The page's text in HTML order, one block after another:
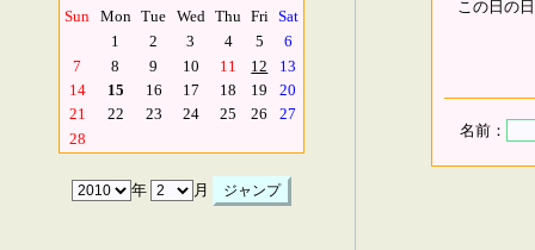
Sun Mon Tue Wed Thu Fri Sat
1
2 3 4 5
6
7
8 9 10 11 12
13
14
15 16 17 18 19
20
21
22 23 24 25 26
27
28
年 月
この日の
名前：